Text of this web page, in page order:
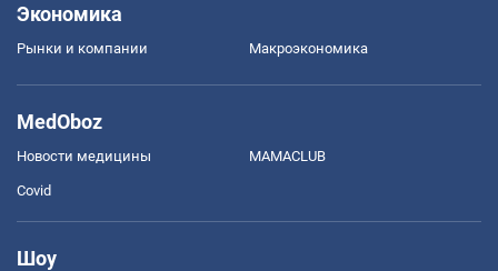
Экономика
Рынки и компании Mакроэкономика
MedOboz
Новости медицины MAMACLUB
Covid
Шоу